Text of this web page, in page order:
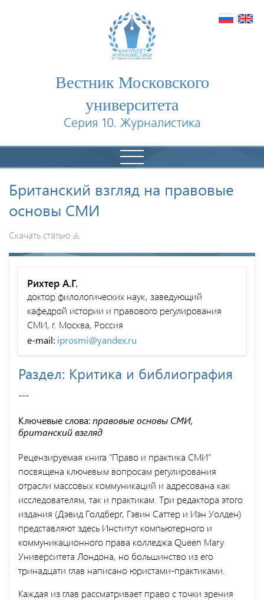
Вестник Московского
университета
Серия 10. Журналистика
Британский взгляд на правовые
основы СМИ
Скачать статью
Рихтер А.Г.
доктор филологических наук, заведующий
кафедрой истории и правового регулирования
СМИ, г. Москва, Россия
e-mail: iprosmi@yandex.ru
Раздел: Критика и библиография
---
Ключевые слова:правовые основы СМИ,
британский взгляд
Рецензируемая книга “Право и практика СМИ”
посвящена клю­чевым вопросам регулирования
отрасли массовых коммуникаций и адресована как
исследователям, так и практикам. Три редактора этого
издания (Дэвид Голдберг, Гэвин Саттер и Иэн Уолден)
пред­ставляют здесь Институт компьютерного и
коммуникационного права колледжа Queen Mary
Университета Лондона, но большин­ство из его
тринадцати глав написано юристами-практиками.
Каждая из глав рассматривает право с точки зрения